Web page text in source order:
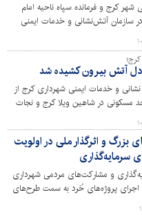
کرج و فرمانده سپاه ناحیه امام
سازمان آتش‌نشانی و خدمات ایمنی
ایثار و خدمات آتش‌نشانان و
در دوران جنگ رمضان تقدیر کردند.
و خدمات ایمنی شهرداری کرج از
مسکونی در شاهین ویلا کرج و نجات
بزرگ و اثرگذار ملی در اولویت‌
سرمایه‌گذاری
و مشارکت‌های مردمی شهرداری
اجرای پروژه‌های خُرد به سمت طرح‌های
داد.